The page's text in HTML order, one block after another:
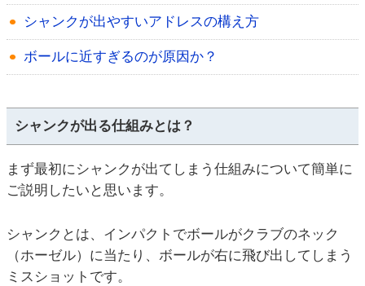
シャンクが出やすいアドレスの構え方
ボールに近すぎるのが原因か？
シャンクが出る仕組みとは？
まず最初にシャンクが出てしまう仕組みについて簡単に
ご説明したいと思います。
シャンクとは、インパクトでボールがクラブのネック
（ホーゼル）に当たり、ボールが右に飛び出してしまう
ミスショットです。